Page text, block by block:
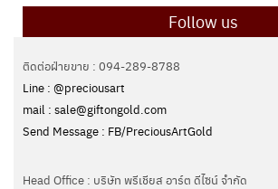
Follow us
ติดต่อฝ่ายขาย : 094-289-8788
Line : @preciousart
mail : sale@giftongold.com
Send Message : FB/PreciousArtGold
Head Office : บริษัท พรีเชียส อาร์ต ดีไซน์ จำกัด